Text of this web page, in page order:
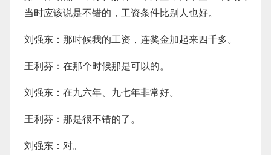
当时应该说是不错的，工资条件比别人也好。
刘强东：那时候我的工资，连奖金加起来四千多。
王利芬：在那个时候那是可以的。
刘强东：在九六年、九七年非常好。
王利芬：那是很不错的了。
刘强东：对。